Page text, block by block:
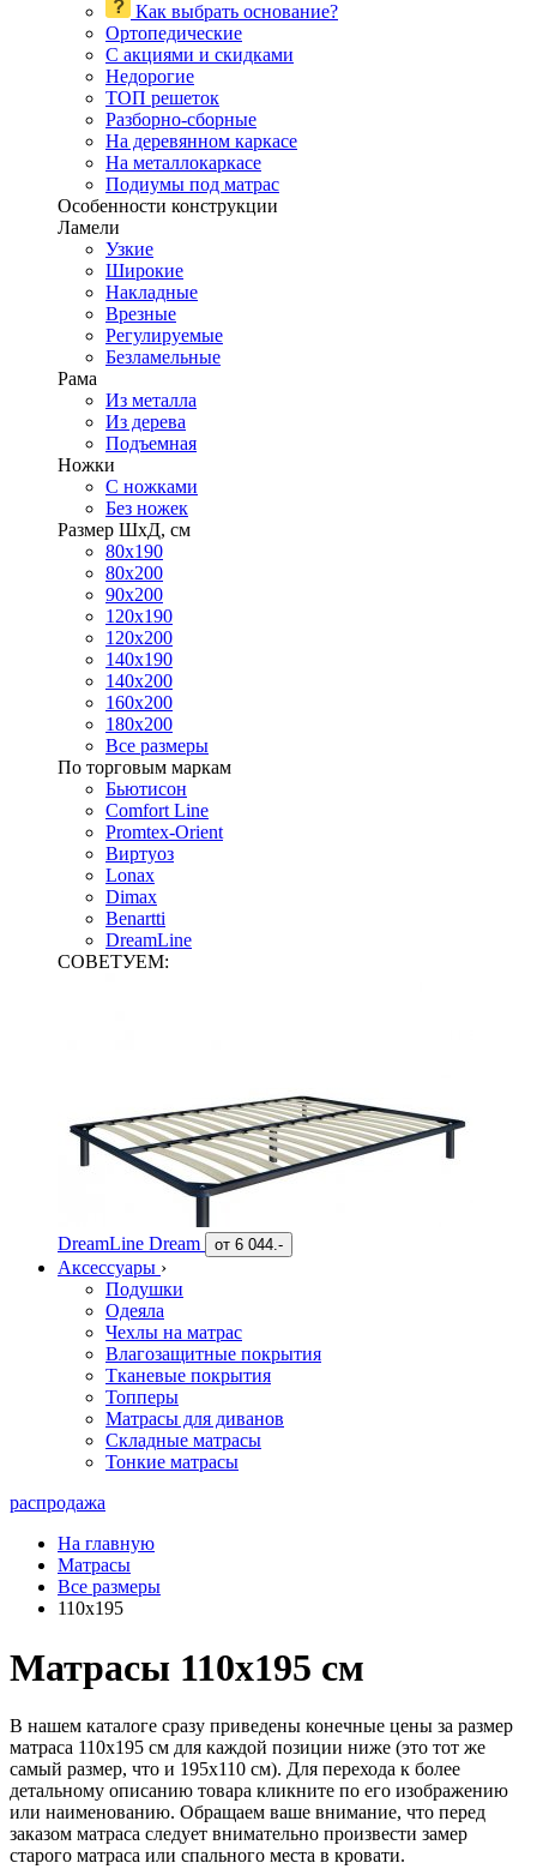
Как выбрать основание?
Ортопедические
С акциями и скидками
Недорогие
ТОП решеток
Разборно-сборные
На деревянном каркасе
На металлокаркасе
Подиумы под матрас
Особенности конструкции
Ламели
Узкие
Широкие
Накладные
Врезные
Регулируемые
Безламельные
Рама
Из металла
Из дерева
Подъемная
Ножки
С ножками
Без ножек
Размер ШхД, см
80х190
80х200
90х200
120х190
120х200
140х190
140х200
160х200
180х200
Все размеры
По торговым маркам
Бьютисон
Comfort Line
Promtex-Orient
Виртуоз
Lonax
Dimax
Benartti
DreamLine
СОВЕТУЕМ:
DreamLine Dream от 6 044.-
Аксессуары ›
Подушки
Одеяла
Чехлы на матрас
Влагозащитные покрытия
Тканевые покрытия
Топперы
Матрасы для диванов
Складные матрасы
Тонкие матрасы
распродажа
На главную
Матрасы
Все размеры
110x195
Матрасы 110х195 см
В нашем каталоге сразу приведены конечные цены за размер
матраса 110х195 см для каждой позиции ниже (это тот же
самый размер, что и 195х110 см). Для перехода к более
детальному описанию товара кликните по его изображению
или наименованию. Обращаем ваше внимание, что перед
заказом матраса следует внимательно произвести замер
старого матраса или спального места в кровати.